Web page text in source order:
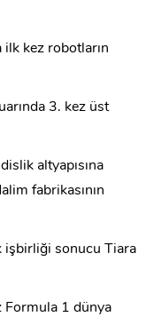
kez robotların
3. kez üst
altyapısına
fabrikasının
işbirliği sonucu Tiara
Formula 1 dünya